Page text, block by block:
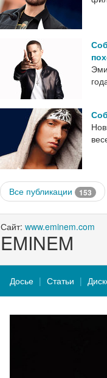
Все публикации 153
Сайт: www.eminem.com
EMINEM
Досье Статьи